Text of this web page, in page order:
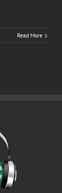
Read More